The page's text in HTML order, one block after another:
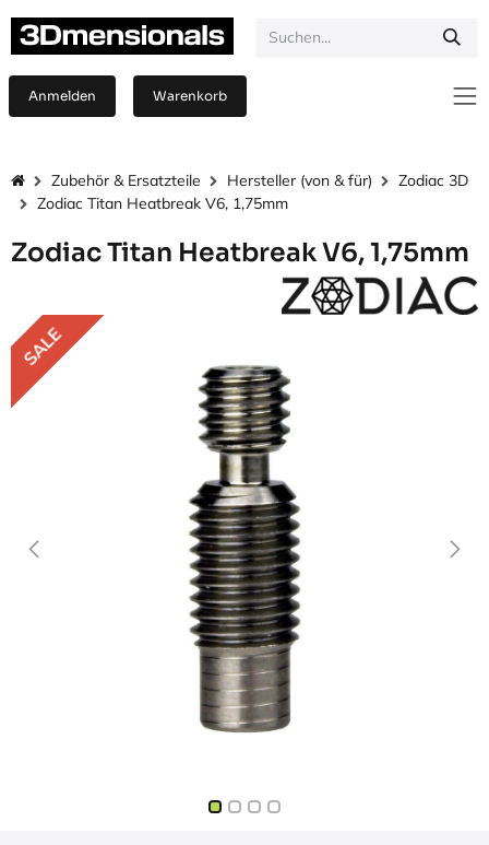
Anmelden Warenkorb
Zubehör & Ersatzteile Hersteller (von & für)
Zodiac 3D
Zodiac Titan Heatbreak V6, 1,75mm
Zodiac Titan Heatbreak V6, 1,75mm
SALE